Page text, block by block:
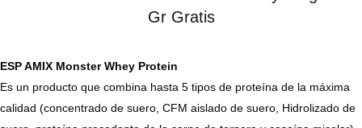
Gr Gratis
ESP AMIX Monster Whey Protein
Es un producto que combina hasta 5 tipos de proteína de la máxima
calidad (concentrado de suero, CFM aislado de suero, Hidrolizado de